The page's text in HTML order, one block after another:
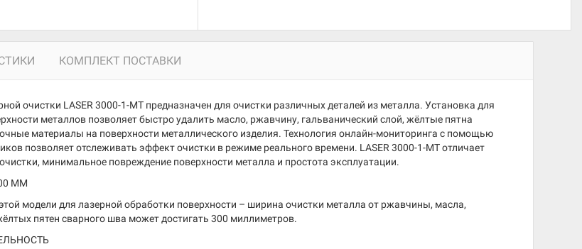
КОМПЛЕКТ ПОСТАВКИ
очистки LASER 3000-1-MT предназначен для очистки различных деталей из металла. Установка для
металлов позволяет быстро удалить масло, ржавчину, гальванический слой, жёлтые пятна
материалы на поверхности металлического изделия. Технология онлайн-мониторинга с помощью
позволяет отслеживать эффект очистки в режиме реального времени. LASER 3000-1-MT отличает
минимальное повреждение поверхности металла и простота эксплуатации.
ММ
модели для лазерной обработки поверхности – ширина очистки металла от ржавчины, масла,
пятен сварного шва может достигать 300 миллиметров.